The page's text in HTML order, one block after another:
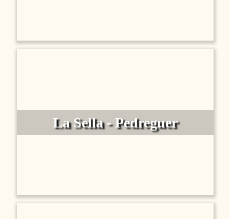
La Sella - Pedreguer